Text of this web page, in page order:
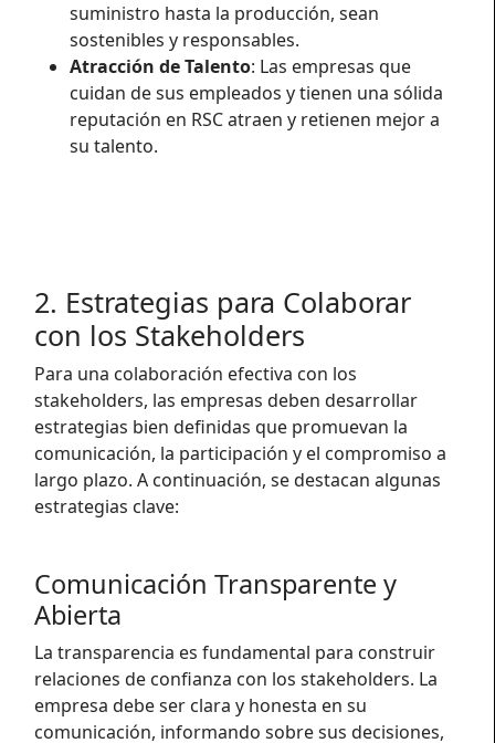
suministro hasta la producción, sean
sostenibles y responsables.
Atracción de Talento: Las empresas que
cuidan de sus empleados y tienen una sólida
reputación en RSC atraen y retienen mejor a
su talento.
2. Estrategias para Colaborar
con los Stakeholders
Para una colaboración efectiva con los
stakeholders, las empresas deben desarrollar
estrategias bien definidas que promuevan la
comunicación, la participación y el compromiso a
largo plazo. A continuación, se destacan algunas
estrategias clave:
Comunicación Transparente y
Abierta
La transparencia es fundamental para construir
relaciones de confianza con los stakeholders. La
empresa debe ser clara y honesta en su
comunicación, informando sobre sus decisiones,